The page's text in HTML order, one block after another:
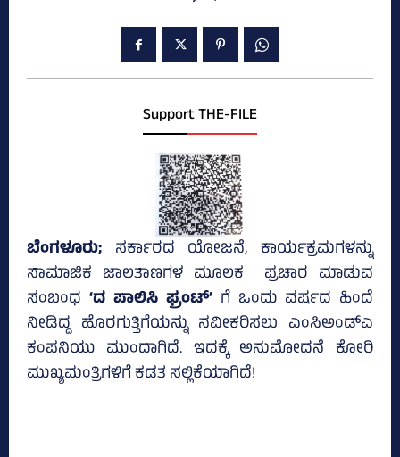
Support THE-FILE
ಬೆಂಗಳೂರು; ಸರ್ಕಾರದ ಯೋಜನೆ, ಕಾರ್ಯಕ್ರಮಗಳನ್ನು
ಸಾಮಾಜಿಕ ಜಾಲತಾಣಗಳ ಮೂಲಕ ಪ್ರಚಾರ ಮಾಡುವ
ಸಂಬಂಧ ‘ದ ಪಾಲಿಸಿ ಫ್ರಂಟ್‌’ ಗೆ ಒಂದು ವರ್ಷದ ಹಿಂದೆ
ನೀಡಿದ್ದ ಹೊರಗುತ್ತಿಗೆಯನ್ನು ನವೀಕರಿಸಲು ಎಂಸಿಅಂಡ್‌ಎ
ಕಂಪನಿಯು ಮುಂದಾಗಿದೆ. ಇದಕ್ಕೆ ಅನುಮೋದನೆ ಕೋರಿ
ಮುಖ್ಯಮಂತ್ರಿಗಳಿಗೆ ಕಡತ ಸಲ್ಲಿಕೆಯಾಗಿದೆ!